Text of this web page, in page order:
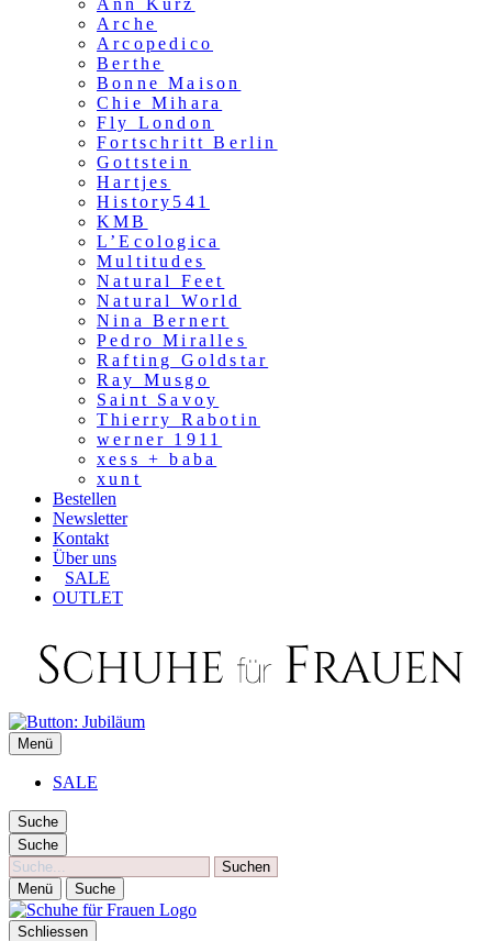
Ann Kurz
Arche
Arcopedico
Berthe
Bonne Maison
Chie Mihara
Fly London
Fortschritt Berlin
Gottstein
Hartjes
History541
KMB
L’Ecologica
Multitudes
Natural Feet
Natural World
Nina Bernert
Pedro Miralles
Rafting Goldstar
Ray Musgo
Saint Savoy
Thierry Rabotin
werner 1911
xess + baba
xunt
Bestellen
Newsletter
Kontakt
Über uns
SALE
OUTLET
SCHUHE FÜR FRAUEN
Die besten Schuhe für Frauen
Menü
SALE
Suche
Suche
Suche
Menü Suche
Schliessen